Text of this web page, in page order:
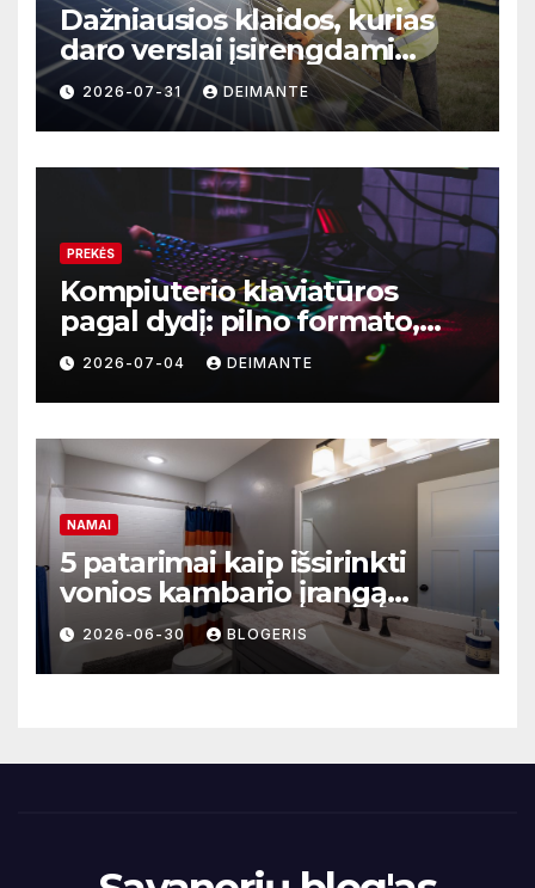
Dažniausios klaidos, kurias
daro verslai įsirengdami
saulės elektrinę
2026-07-31 DEIMANTE
PREKĖS
Kompiuterio klaviatūros
pagal dydį: pilno formato,
TKL ar kompaktiškas
modelis?
2026-07-04 DEIMANTE
NAMAI
5 patarimai kaip išsirinkti
vonios kambario įrangą
mažoms erdvėms
2026-06-30 BLOGERIS